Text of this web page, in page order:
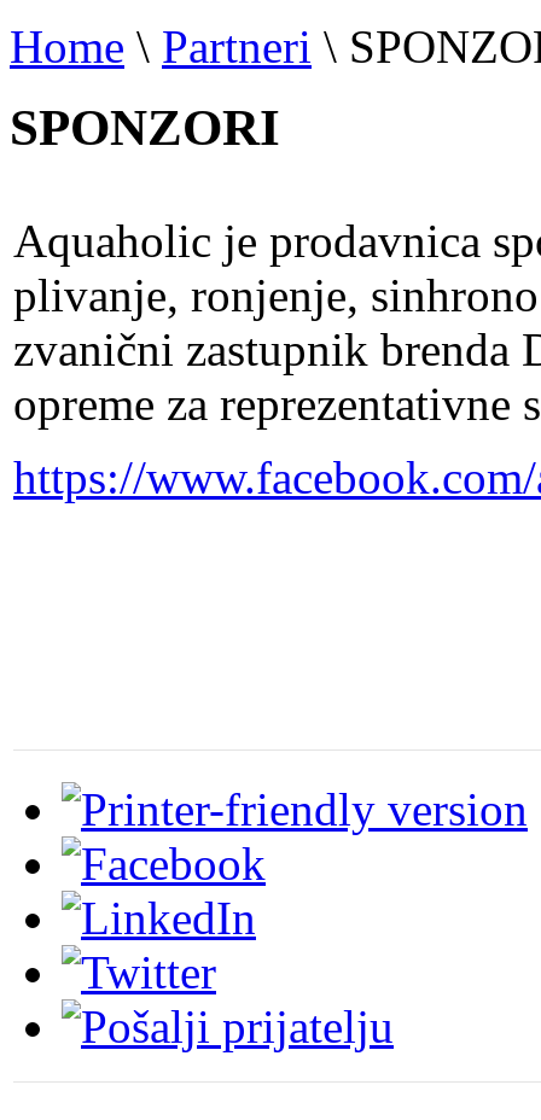
Home \ Partneri \
SPONZORI
Aquaholic je prodavnica
plivanje, ronjenje,
zvanični zastupnik brenda
opreme za reprezentativne
https://